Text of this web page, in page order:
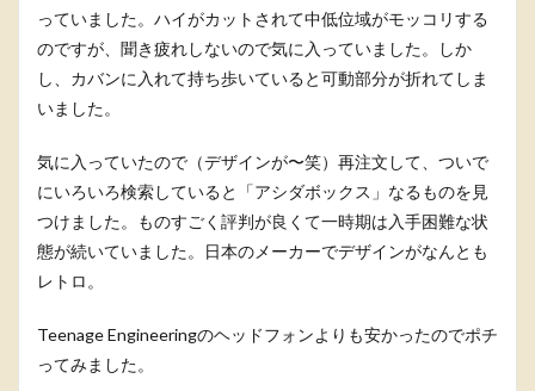
っていました。ハイがカットされて中低位域がモッコリする
のですが、聞き疲れしないので気に入っていました。しか
し、カバンに入れて持ち歩いていると可動部分が折れてしま
いました。
気に入っていたので（デザインが〜笑）再注文して、ついで
にいろいろ検索していると「アシダボックス」なるものを見
つけました。ものすごく評判が良くて一時期は入手困難な状
態が続いていました。日本のメーカーでデザインがなんとも
レトロ。
Teenage Engineeringのヘッドフォンよりも安かったのでポチ
ってみました。